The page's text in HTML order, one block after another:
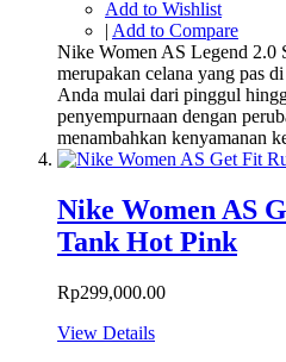
Add to Wishlist
| Add to Compare
Nike Women AS Legend 2.0
merupakan celana yang pas
Anda mulai dari pinggul
penyempurnaan dengan
menambahkan kenyamanan
Nike Women AS
Tank Hot Pink
Rp299,000.00
View Details